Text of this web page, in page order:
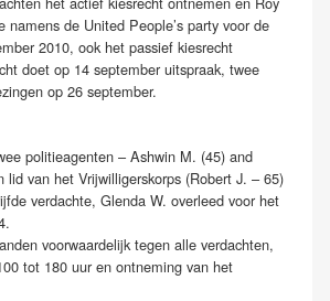
namens de United People’s party voor de
2010, ook het passief kiesrecht
doet op 14 september uitspraak, twee
op 26 september.
politieagenten – Ashwin M. (45) and
lid van het Vrijwilligerskorps (Robert J. – 65)
verdachte, Glenda W. overleed voor het
voorwaardelijk tegen alle verdachten,
tot 180 uur en ontneming van het